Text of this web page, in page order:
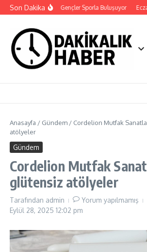
İçeriğe atla
Son DakikaCanik’te Gençler Sporla Buluşuyor
Anasayfa / Gündem / Cordelion Mutfak
atölyeler
Gündem
Cordelion Mutfak
glütensiz atölyeler
Tarafından admin
Yorum yapılmamış
Eylül 28, 2025 12:02 pm